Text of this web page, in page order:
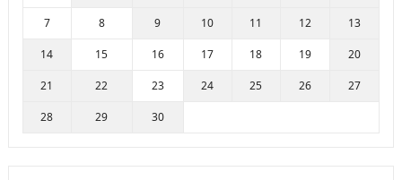
7 8 9 10 11 12 13
14 15 16 17 18 19 20
21 22 23 24 25 26 27
28 29 30